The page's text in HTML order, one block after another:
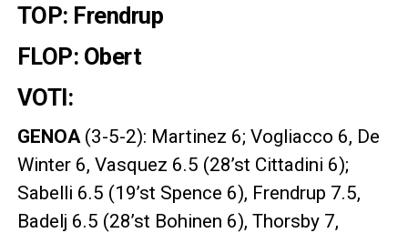
TOP: Frendrup
FLOP: Obert
VOTI:
GENOA(3-5-2): Martinez 6; Vogliacco 6, De
Winter 6, Vasquez 6.5 (28’st Cittadini 6);
Sabelli 6.5 (19’st Spence 6), Frendrup 7.5,
Badelj 6.5 (28’st Bohinen 6), Thorsby 7,